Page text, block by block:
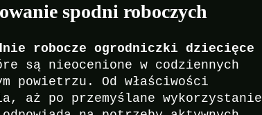
spodni roboczych
robocze ogrodniczki dziecięce
są nieocenione w codziennych
powietrzu. Od właściwości
aż po przemyślane wykorzystanie